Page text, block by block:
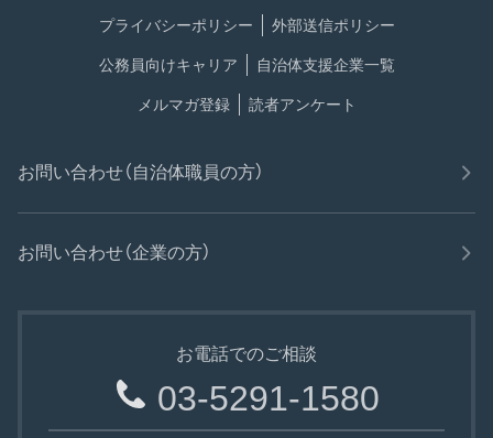
プライバシーポリシー 外部送信ポリシー
公務員向けキャリア 自治体支援企業一覧
メルマガ登録 読者アンケート
お問い合わせ（自治体職員の方）
お問い合わせ（企業の方）
お電話でのご相談
03-5291-1580